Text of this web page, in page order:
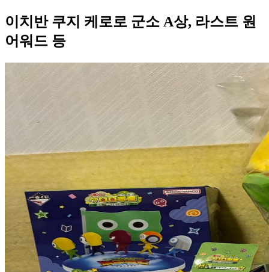
이치반 쿠지 케로로 군소 A상, 라스트 원
어워드 등